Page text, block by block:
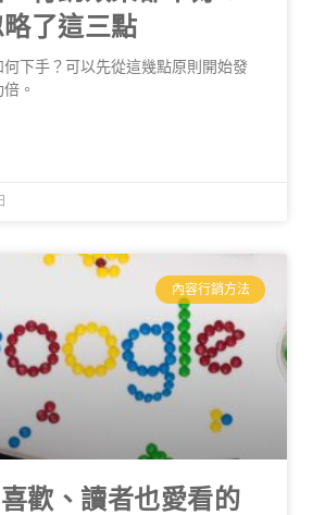
了這三點
下手？可以先從這幾點原則開始發
。
內容行銷方法
歡、讀者也愛看的